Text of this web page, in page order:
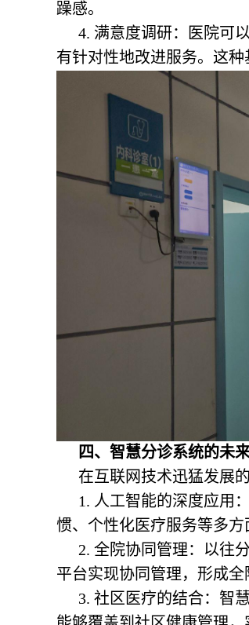
躁感。
4. 满意度调研：医院可
有针对性地改进服务。这
四、智慧分诊系统的未来
在互联网技术迅猛发展
1. 人工智能的深度应用
惯、个性化医疗服务等多方
2. 全院协同管理：以往
平台实现协同管理，形成全
3. 社区医疗的结合：智